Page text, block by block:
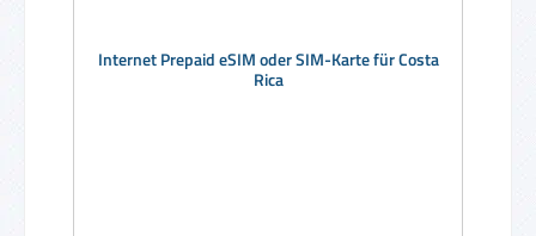
Internet Prepaid eSIM oder SIM-Karte für Costa
Rica